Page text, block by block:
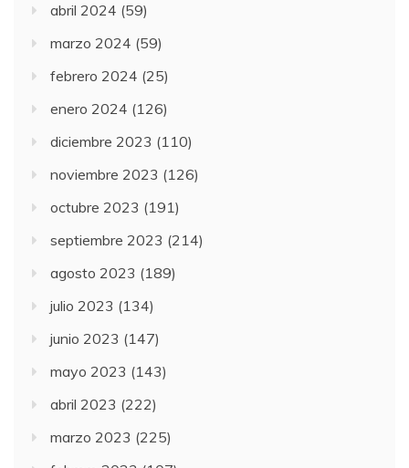
abril 2024 (59)
marzo 2024 (59)
febrero 2024 (25)
enero 2024 (126)
diciembre 2023 (110)
noviembre 2023 (126)
octubre 2023 (191)
septiembre 2023 (214)
agosto 2023 (189)
julio 2023 (134)
junio 2023 (147)
mayo 2023 (143)
abril 2023 (222)
marzo 2023 (225)